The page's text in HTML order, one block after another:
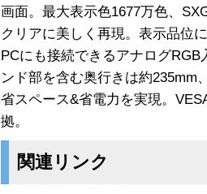
画面。最大表示色1677万色、
クリアに美しく再現。表示品位
PCにも接続できるアナログ
ンド部を含む奥行きは約235mm
省スペース&省電力を実現。
拠。
関連リンク